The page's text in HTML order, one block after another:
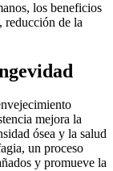
los beneficios
reducción de la
mejora la
ósea y la salud
un proceso
y promueve la